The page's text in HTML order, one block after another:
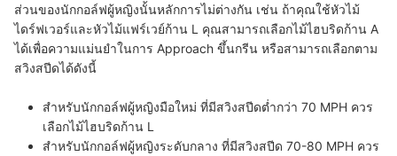
ส่วนของนักกอล์ฟผู้หญิงนั้นหลักการไม่ต่างกัน เช่น ถ้าคุณใช้หัวไม้
ไดร์ฟเวอร์และหัวไม้แฟร์เวย์ก้าน L คุณสามารถเลือกไม้ไฮบริดก้าน A
ได้เพื่อความแม่นยำในการ Approach ขึ้นกรีน หรือสามารถเลือกตาม
สวิงสปีดได้ดังนี้
สำหรับนักกอล์ฟผู้หญิงมือใหม่ ที่มีสวิงสปีดต่ำกว่า 70 MPH ควร
เลือกไม้ไฮบริดก้าน L
สำหรับนักกอล์ฟผู้หญิงระดับกลาง ที่มีสวิงสปีด 70-80 MPH ควร